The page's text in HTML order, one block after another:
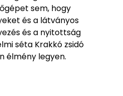
sem, hogy
és a látványos
és a nyitottság
séta Krakkó zsidó
élmény legyen.